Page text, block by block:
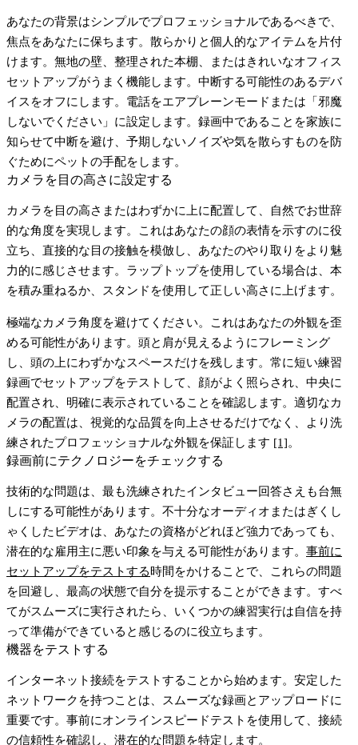
あなたの背景はシンプルでプロフェッショナルであるべきで、
焦点をあなたに保ちます。散らかりと個人的なアイテムを片付
けます。無地の壁、整理された本棚、またはきれいなオフィス
セットアップがうまく機能します。中断する可能性のあるデバ
イスをオフにします。電話をエアプレーンモードまたは「邪魔
しないでください」に設定します。録画中であることを家族に
知らせて中断を避け、予期しないノイズや気を散らすものを防
ぐためにペットの手配をします。
カメラを目の高さに設定する
カメラを目の高さまたはわずかに上に配置して、自然でお世辞
的な角度を実現します。これはあなたの顔の表情を示すのに役
立ち、直接的な目の接触を模倣し、あなたのやり取りをより魅
力的に感じさせます。ラップトップを使用している場合は、本
を積み重ねるか、スタンドを使用して正しい高さに上げます。
極端なカメラ角度を避けてください。これはあなたの外観を歪
める可能性があります。頭と肩が見えるようにフレーミング
し、頭の上にわずかなスペースだけを残します。常に短い練習
録画でセットアップをテストして、顔がよく照らされ、中央に
配置され、明確に表示されていることを確認します。適切なカ
メラの配置は、視覚的な品質を向上させるだけでなく、より洗
練されたプロフェッショナルな外観を保証します [1]。
録画前にテクノロジーをチェックする
技術的な問題は、最も洗練されたインタビュー回答さえも台無
しにする可能性があります。不十分なオーディオまたはぎくし
ゃくしたビデオは、あなたの資格がどれほど強力であっても、
潜在的な雇用主に悪い印象を与える可能性があります。 事前に
セットアップをテストする 時間をかけることで、これらの問題
を回避し、最高の状態で自分を提示することができます。すべ
てがスムーズに実行されたら、いくつかの練習実行は自信を持
って準備ができていると感じるのに役立ちます。
機器をテストする
インターネット接続をテストすることから始めます。安定した
ネットワークを持つことは、スムーズな録画とアップロードに
重要です。事前にオンラインスピードテストを使用して、接続
の信頼性を確認し、潜在的な問題を特定します。